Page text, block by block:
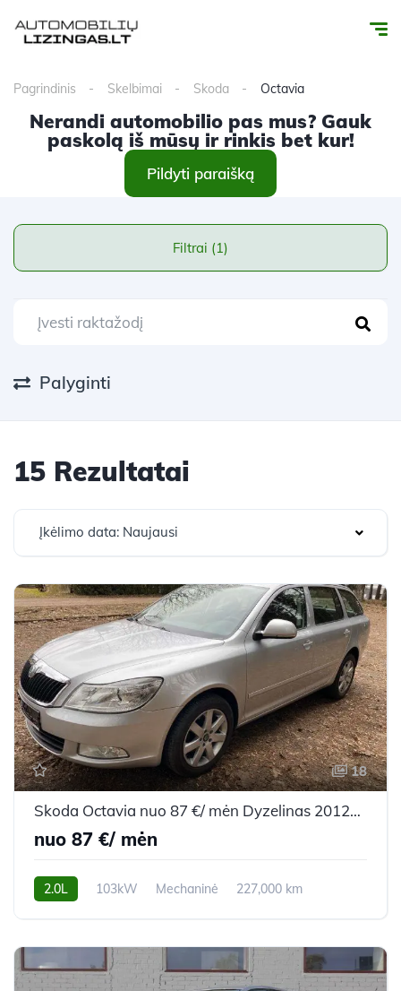
Pagrindinis Skelbimai Skoda Octavia
Nerandi automobilio pas mus? Gauk
paskolą iš mūsų ir rinkis bet kur!
Pildyti paraišką
Filtrai (1)
Palyginti
15 Rezultatai
Įkėlimo data: Naujausi
18
Skoda Octavia nuo 87 €/ mėn Dyzelinas 2012m. Universalas Mechaninė
nuo 87 €/ mėn
2.0L 103kW Mechaninė
227,000 km